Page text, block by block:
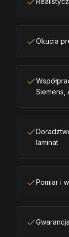
Okucia
Siemens,
laminat
Pomiar i